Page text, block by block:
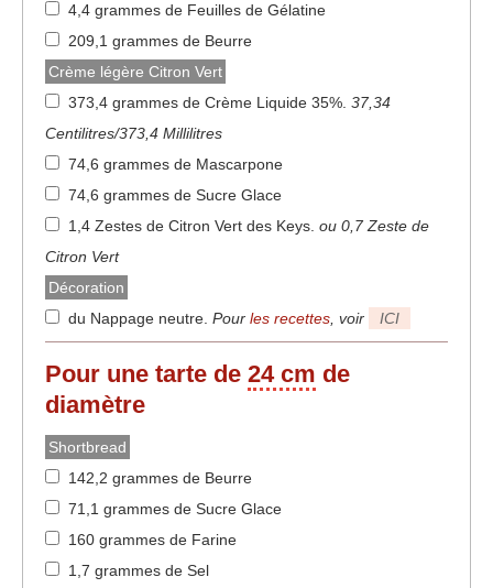
4,4 grammes de Feuilles de Gélatine
209,1 grammes de Beurre
Crème légère Citron Vert
373,4 grammes de Crème Liquide 35%. 37,34
Centilitres/373,4 Millilitres
74,6 grammes de Mascarpone
74,6 grammes de Sucre Glace
1,4 Zestes de Citron Vert des Keys. ou 0,7 Zeste de
Citron Vert
Décoration
du Nappage neutre. Pour les recettes, voir ICI
Pour une tarte de 24 cm de
diamètre
Shortbread
142,2 grammes de Beurre
71,1 grammes de Sucre Glace
160 grammes de Farine
1,7 grammes de Sel